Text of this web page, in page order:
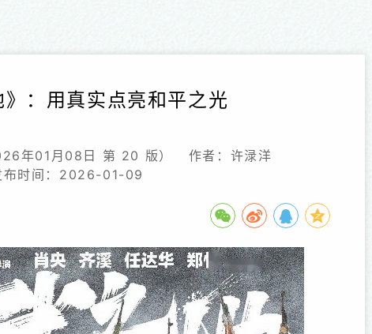
》：用真实点亮和平之光
年01月08日 第 20 版）
作者：许渌洋
布时间：2026-01-09